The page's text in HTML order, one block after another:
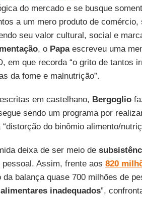
do mercado e se busque
a um mero produto de
seu valor cultural, social e
, o Papaescreveu uma
em que recorda “o grito de tantos
da fome e malnutrição”.
em castelhano, Bergoglio
sendo um programa por
“distorção do binômio alimento/
deixa de ser meio de
Assim, frente aos 820
balança quase 700 milhões de
inadequados”,